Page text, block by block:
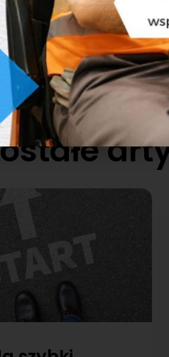
znaleźć odpowiedniej